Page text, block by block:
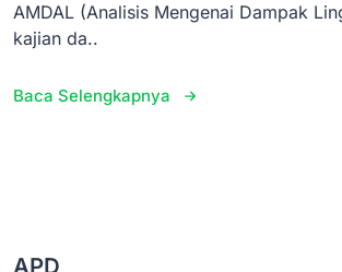
AMDAL (Analisis Mengenai Dampak
kajian da..
Baca Selengkapnya
APD